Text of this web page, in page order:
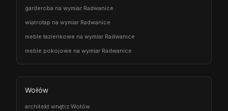
garderoba na wymiar Radwanice
wiatrołap na wymiar Radwanice
meble łazienkowe na wymiar Radwanice
meble pokojowe na wymiar Radwanice
Wołów
architekt wnętrz Wołów